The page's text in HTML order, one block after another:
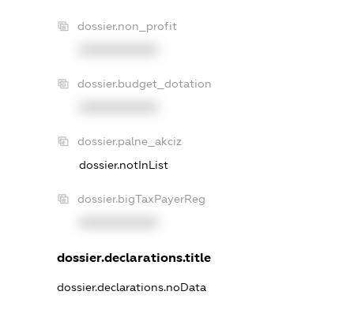
dossier.non_profit
dossier.budget_dotation
dossier.palne_akciz
dossier.notInList
dossier.bigTaxPayerReg
dossier.declarations.title
dossier.declarations.noData